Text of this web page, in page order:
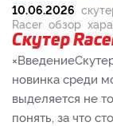
10.06.2026
Racer обзор
Скутер
новинка среди
выделяется не
понять, за что